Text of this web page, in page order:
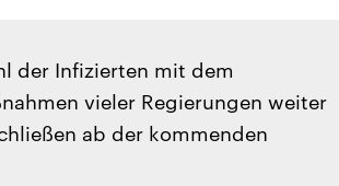
der Infizierten mit dem
vieler Regierungen weiter
ab der kommenden